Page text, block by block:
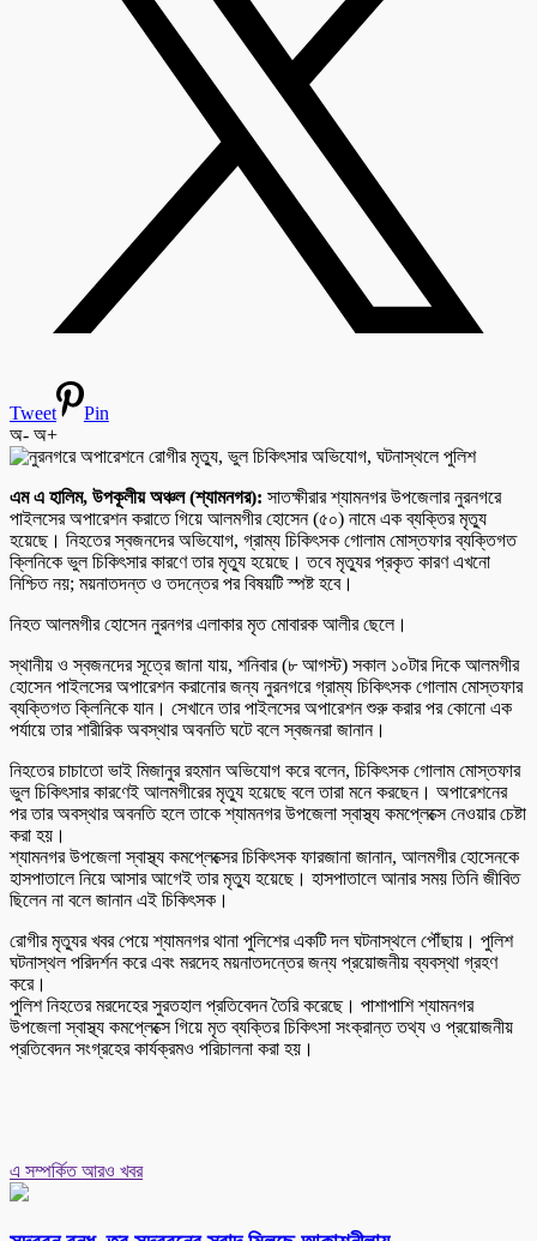
Tweet
Pin
অ- অ+
এম এ হালিম, উপকূলীয় অঞ্চল (শ্যামনগর): সাতক্ষীরার শ্যামনগর উপজেলার নুরনগরে
পাইলসের অপারেশন করাতে গিয়ে আলমগীর হোসেন (৫০) নামে এক ব্যক্তির মৃত্যু
হয়েছে। নিহতের স্বজনদের অভিযোগ, গ্রাম্য চিকিৎসক গোলাম মোস্তফার ব্যক্তিগত
ক্লিনিকে ভুল চিকিৎসার কারণে তার মৃত্যু হয়েছে। তবে মৃত্যুর প্রকৃত কারণ এখনো
নিশ্চিত নয়; ময়নাতদন্ত ও তদন্তের পর বিষয়টি স্পষ্ট হবে।
নিহত আলমগীর হোসেন নুরনগর এলাকার মৃত মোবারক আলীর ছেলে।
স্থানীয় ও স্বজনদের সূত্রে জানা যায়, শনিবার (৮ আগস্ট) সকাল ১০টার দিকে আলমগীর
হোসেন পাইলসের অপারেশন করানোর জন্য নুরনগরে গ্রাম্য চিকিৎসক গোলাম মোস্তফার
ব্যক্তিগত ক্লিনিকে যান। সেখানে তার পাইলসের অপারেশন শুরু করার পর কোনো এক
পর্যায়ে তার শারীরিক অবস্থার অবনতি ঘটে বলে স্বজনরা জানান।
নিহতের চাচাতো ভাই মিজানুর রহমান অভিযোগ করে বলেন, চিকিৎসক গোলাম মোস্তফার
ভুল চিকিৎসার কারণেই আলমগীরের মৃত্যু হয়েছে বলে তারা মনে করছেন। অপারেশনের
পর তার অবস্থার অবনতি হলে তাকে শ্যামনগর উপজেলা স্বাস্থ্য কমপ্লেক্সে নেওয়ার চেষ্টা
করা হয়।
শ্যামনগর উপজেলা স্বাস্থ্য কমপ্লেক্সের চিকিৎসক ফারজানা জানান, আলমগীর হোসেনকে
হাসপাতালে নিয়ে আসার আগেই তার মৃত্যু হয়েছে। হাসপাতালে আনার সময় তিনি জীবিত
ছিলেন না বলে জানান এই চিকিৎসক।
রোগীর মৃত্যুর খবর পেয়ে শ্যামনগর থানা পুলিশের একটি দল ঘটনাস্থলে পৌঁছায়। পুলিশ
ঘটনাস্থল পরিদর্শন করে এবং মরদেহ ময়নাতদন্তের জন্য প্রয়োজনীয় ব্যবস্থা গ্রহণ
করে।
পুলিশ নিহতের মরদেহের সুরতহাল প্রতিবেদন তৈরি করেছে। পাশাপাশি শ্যামনগর
উপজেলা স্বাস্থ্য কমপ্লেক্সে গিয়ে মৃত ব্যক্তির চিকিৎসা সংক্রান্ত তথ্য ও প্রয়োজনীয়
প্রতিবেদন সংগ্রহের কার্যক্রমও পরিচালনা করা হয়।
এ সম্পর্কিত আরও খবর